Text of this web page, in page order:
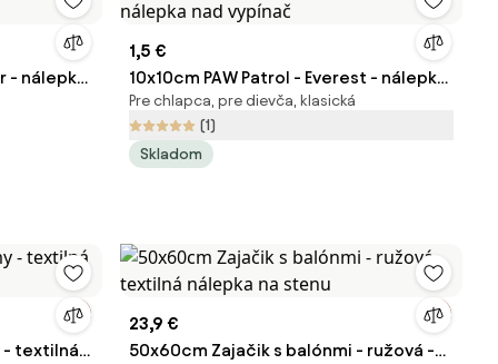
- nálepka
1,5 €
10x10cm PAW Patrol - Everest - nálepka
nad vypínač
Pre chlapca, pre dievča, klasická
(1)
Skladom
- textilná
23,9 €
50x60cm Zajačik s balónmi - ružová -